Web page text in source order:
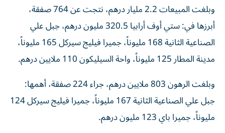
وبلغت المبيعات 2.2 مليار درهم، نتجت عن 764 صفقة،
أبرزها في: ستي أوف أرابيا 320.5 مليون درهم، جبل علي
الصناعية الثانية 168 مليوناً، جميرا فيليج سيركل 165 مليوناً،
مدينة المطار 125 مليوناً، واحة السيليكون 110 ملايين درهم.
وبلغت الرهون 803 ملايين درهم، جراء 224 صفقة، أهمها:
جبل علي الصناعية الثانية 167 مليوناً، جميرا فيليج سيركل 124
مليوناً، جميرا باي 123 مليون درهم.